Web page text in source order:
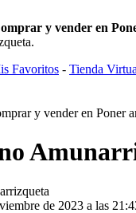
y vender en
Favoritos - Tienda
de 2023 a las